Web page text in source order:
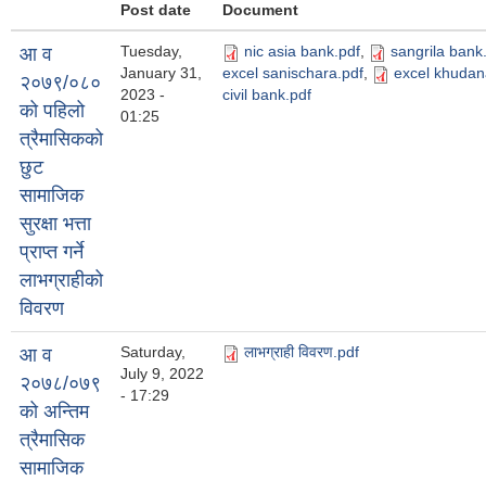
Post date Document
आ व
२०७९/०८०
को पहिलो
त्रैमासिकको
छुट
सामाजिक
सुरक्षा भत्ता
प्राप्त गर्ने
लाभग्राहीको
विवरण
Tuesday,
January 31,
2023 -
01:25
nic asia bank.pdf,
sangrila
excel sanischara.pdf,
excel
civil bank.pdf
आ व
२०७८/०७९
को अन्तिम
त्रैमासिक
सामाजिक
Saturday,
July 9, 2022
- 17:29
लाभग्राही विवरण.pdf